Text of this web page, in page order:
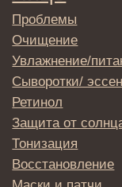
Отправляя адрес
вы соглашаетесь с